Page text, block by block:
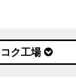
ク工場